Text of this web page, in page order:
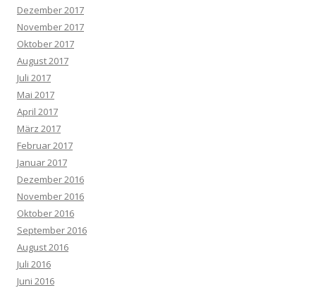
Dezember 2017
November 2017
Oktober 2017
August 2017
Juli 2017
Mai 2017
April 2017
März 2017
Februar 2017
Januar 2017
Dezember 2016
November 2016
Oktober 2016
September 2016
August 2016
Juli 2016
Juni 2016